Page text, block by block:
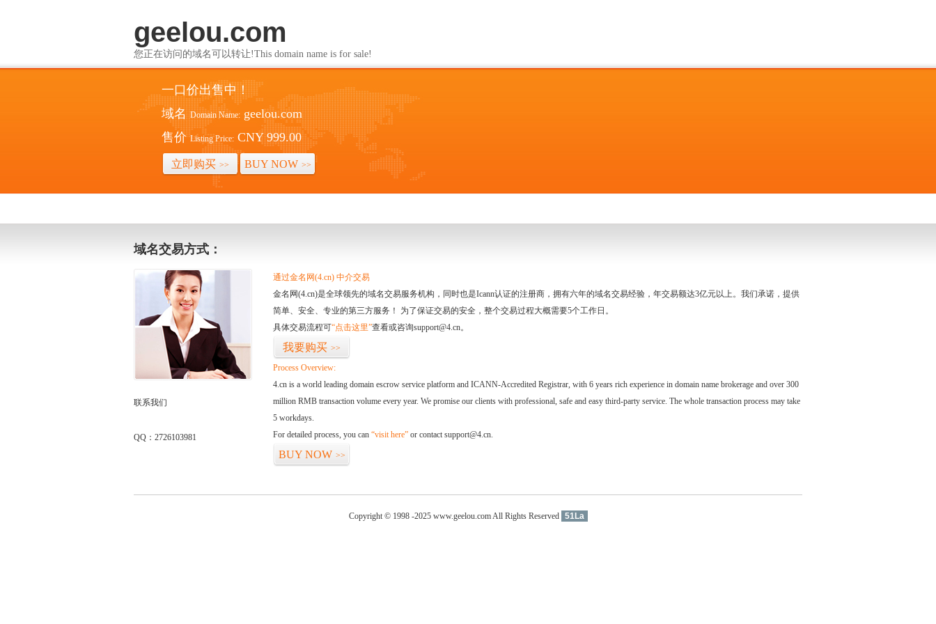
geelou.com
您正在访问的域名可以转让!This domain name is for sale!
一口价出售中！
域名 Domain Name: geelou.com
售价 Listing Price: CNY 999.00
立即购买 >> BUY NOW >>
域名交易方式：
联系我们
QQ：2726103981
通过金名网(4.cn) 中介交易
金名网(4.cn)是全球领先的域名交易服务机构，同时也是Icann认证的注册商，拥有六年的域名交易经验，年交易额达3亿元以上。我们承诺，提供
简单、安全、专业的第三方服务！ 为了保证交易的安全，整个交易过程大概需要5个工作日。
具体交易流程可“点击这里”查看或咨询support@4.cn。
我要购买 >>
Process Overview:
4.cn is a world leading domain escrow service platform and ICANN-Accredited Registrar, with 6 years rich experience in domain name brokerage and over 300
million RMB transaction volume every year. We promise our clients with professional, safe and easy third-party service. The whole transaction process may take
5 workdays.
For detailed process, you can “visit here” or contact support@4.cn.
BUY NOW >>
Copyright © 1998 -2025 www.geelou.com All Rights Reserved 51La